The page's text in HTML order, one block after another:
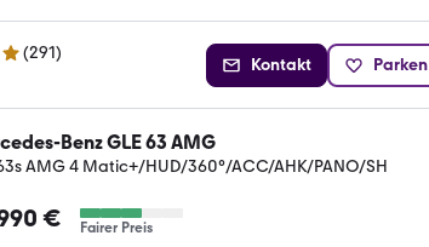
(291)
Kontakt Parken
Benz GLE 63 AMG
AMG 4 Matic+/HUD/360°/ACC/AHK/PANO/SH
€ Fairer Preis